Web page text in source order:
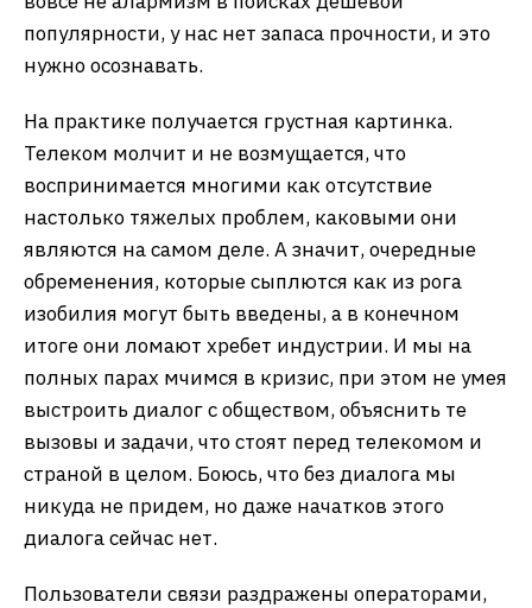
популярности, у нас нет запаса прочности, и это
нужно осознавать.
На практике получается грустная картинка.
Телеком молчит и не возмущается, что
воспринимается многими как отсутствие
настолько тяжелых проблем, каковыми они
являются на самом деле. А значит, очередные
обременения, которые сыплются как из рога
изобилия могут быть введены, а в конечном
итоге они ломают хребет индустрии. И мы на
полных парах мчимся в кризис, при этом не умея
выстроить диалог с обществом, объяснить те
вызовы и задачи, что стоят перед телекомом и
страной в целом. Боюсь, что без диалога мы
никуда не придем, но даже начатков этого
диалога сейчас нет.
Пользователи связи раздражены операторами,